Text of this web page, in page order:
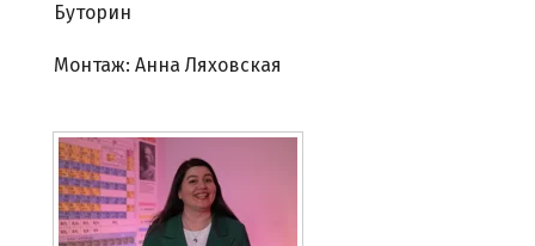
Буторин
Монтаж: Анна Ляховская